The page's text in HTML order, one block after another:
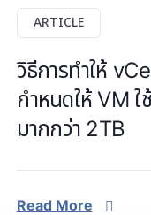
ARTICLE
วิธีการทำให้
กำหนดให้ VM
มากกว่า 2TB
Read More